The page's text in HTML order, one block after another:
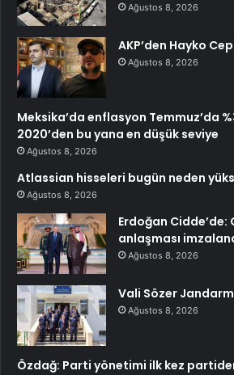
Ağustos 8, 2026
AKP’den Hayko
Ağustos 8, 2026
Meksika’da enflasyon Temmuz’da
2020’den bu yana en düşük seviye
Ağustos 8, 2026
Atlassian hisseleri bugün neden
Ağustos 8, 2026
Erdoğan
anlaşması
Ağustos 8, 2026
Vali Sözer
Ağustos 8, 2026
Özdağ: Parti yönetimi ilk kez